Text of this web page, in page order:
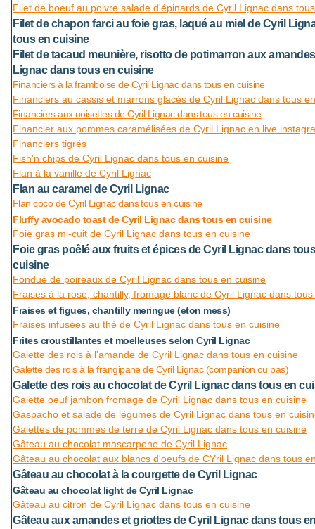
Filet de boeuf au poivre salade d'épinards de Cyril Lignac dans
Filet de chapon farci au foie gras, laqué au miel de Cyril
tous en cuisine
Filet de tacaud meunière, risotto de potimarron aux
Lignac dans tous en cuisine
Financiers à la framboise de Cyril Lignac dans tous en cuisine
Financiers au cassis et marrons glacés de Cyril Lignac dans tous
Financiers aux noisettes de Cyril Lignac dans tous en cuisine
Financier aux pommes caramélisées de Cyril Lignac en live
Financiers tigrés
Fish'n chips de Cyril Lignac dans tous en cuisine
Flan à la vanille de Cyril Lignac
Flan au caramel de Cyril Lignac
Flan coco de Cyril Lignac dans tous en cuisine
Fluffy avocado toast de Cyril Lignac dans tous en cuisine
Foie gras mi-cuit de Cyril Lignac dans tous en cuisine
Foie gras poêlé aux fruits et épices de Cyril Lignac dans
cuisine
Fondue de poireaux de Cyril Lignac dans tous en cuisine
Fraises à la rose, chantilly, fromage blanc de Cyril Lignac dans
Fraises et figues, chantilly meringue (eton mess)
Fraises infusées au thé de Cyril Lignac dans tous en cuisine
Frites croustillantes et moelleuses selon Cyril Lignac
Galette des rois à l'amande de Cyril Lignac dans tous en cuisine
Galette des rois à la frangipane de Cyril Lignac (companion ou pas)
Galette des rois au chocolat de Cyril Lignac dans tous en
Galette oeuf jambon fromage de Cyril Lignac dans tous en cuisine
Gaspacho et salade de légumes de Cyril Lignac dans tous en
Galettes de pommes de terre de Cyril Lignac dans tous en cuisine
Gâteau au chocolat mascarpone de Cyril Lignac
Gâteau au chocolat aux blancs d'oeufs de CYril Lignac dans tous
Gâteau au chocolat à la courgette de Cyril Lignac
Gâteau au chocolat light de Cyril Lignac
Gâteau au citron de Cyril Lignac dans tous en cuisine
Gâteau aux amandes et griottes de Cyril Lignac dans tous